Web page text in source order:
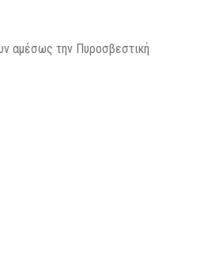
αμέσως την Πυροσβεστική